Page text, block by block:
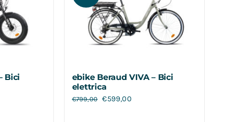
Bici
ebike Beraud VIVA – Bici
elettrica
€799,00 €599,00